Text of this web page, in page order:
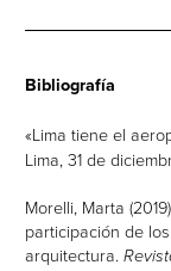
Bibliografía
«Lima tiene el
Lima, 31 de
Morelli, Marta
participación de
arquitectura.